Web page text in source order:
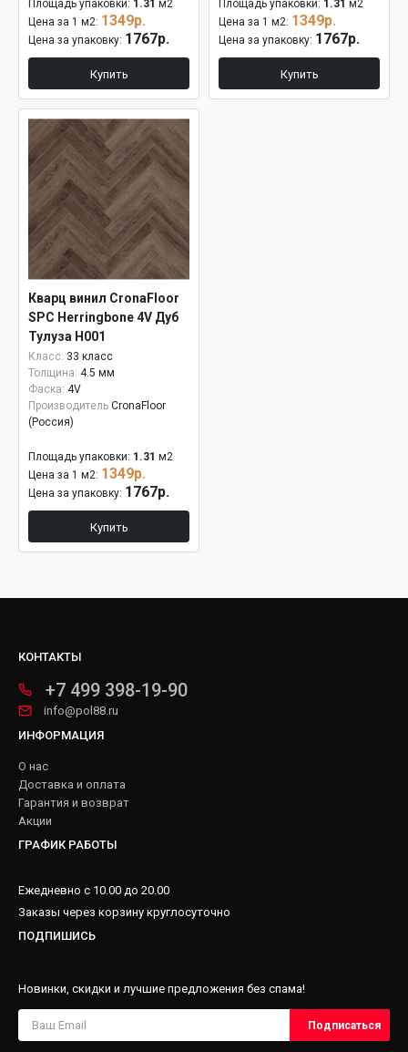
Площадь упаковки: 1.31 м2
Цена за 1 м2: 1349р.
Цена за упаковку: 1767р.
Купить
Площадь упаковки: 1.31 м2
Цена за 1 м2: 1349р.
Цена за упаковку: 1767р.
Купить
Кварц винил CronaFloor
SPC Herringbone 4V Дуб
Тулуза H001
Класс: 33 класс
Толщина: 4.5 мм
Фаска: 4V
Производитель CronaFloor
(Россия)
Площадь упаковки: 1.31 м2
Цена за 1 м2: 1349р.
Цена за упаковку: 1767р.
Купить
КОНТАКТЫ
+7 499 398-19-90
info@pol88.ru
ИНФОРМАЦИЯ
О нас
Доставка и оплата
Гарантия и возврат
Акции
ГРАФИК РАБОТЫ
Ежедневно с 10.00 до 20.00
Заказы через корзину круглосуточно
ПОДПИШИСЬ
Новинки, скидки и лучшие предложения без спама!